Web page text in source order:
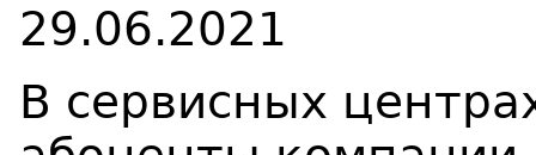
29.06.2021
В сервисных